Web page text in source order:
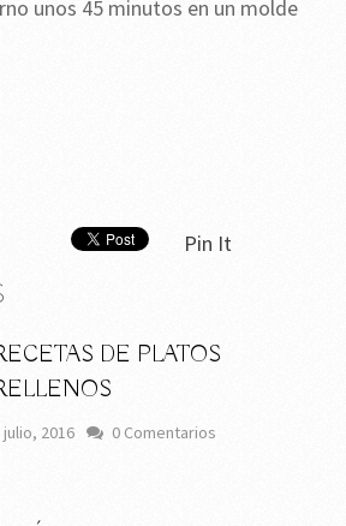
unos 45 minutos en un molde
Pin It
DE PLATOS
julio, 2016 0 Comentarios